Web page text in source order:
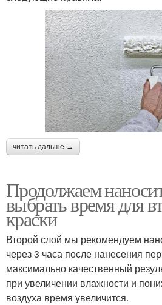
читать дальше →
Продолжаем
выбрать время для
краски
Второй слой мы рекомендуем
через 3 часа после нанесения
максимально качественный
при увеличении влажности и
воздуха время увеличится.